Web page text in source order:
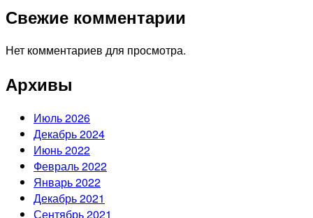
Свежие комментарии
Нет комментариев для просмотра.
Архивы
Июль 2026
Декабрь 2024
Июнь 2022
Февраль 2022
Январь 2022
Декабрь 2021
Сентябрь 2021